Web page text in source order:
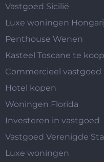
Vastgoed Sicilië
Luxe woningen
Penthouse Wenen
Kasteel Toscane te koop
Commercieel vastgoed
Hotel kopen
Woningen Florida
Investeren in vastgoed
Vastgoed Verenigde
Luxe woningen